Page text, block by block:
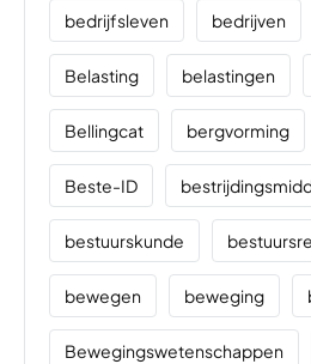
bedrijfsleven bedrijven
Belasting belastingen
Bellingcat bergvorming
Beste-ID
bestuurskunde
bewegen beweging
Bewegingswetenschappen